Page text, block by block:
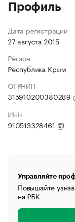
Профиль
Дата регистрации
27 августа 2015
Регион
Республика Крым
ОГРНИП
315910200380289
ИНН
910513328461
Управляйте
Повышайте
на РБК